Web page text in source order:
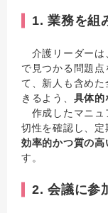
1. 業務を組
介護リーダーは
で見つかる問題
て、新人も含め
きるよう、 具体的
作成したマニュ
切性を確認し、定
効率的かつ質の高
す。
2. 会議に参